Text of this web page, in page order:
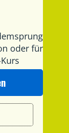
oder für